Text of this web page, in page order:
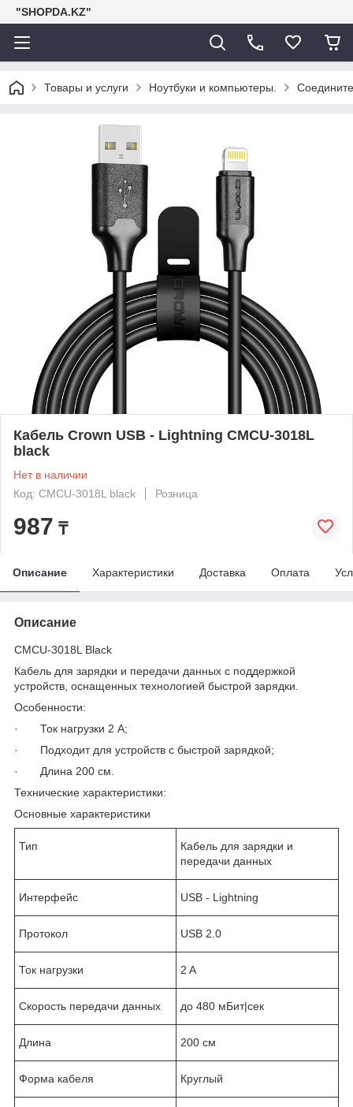
"SHOPDA.KZ"
Товары и услуги Ноутбуки и компьютеры.
Кабель Crown USB - Lightning CMCU-3018L
black
Нет в наличии
Код: CMCU-3018L black
Розница
987 ₸
Описание Характеристики Доставка Оплата
Описание
CMCU-3018L Black
Кабель для зарядки и передачи данных с поддержкой
устройств, оснащенных технологией быстрой зарядки.
Особенности:
· Ток нагрузки 2 A;
· Подходит для устройств с быстрой зарядкой;
· Длина 200 см.
Технические характеристики:
Основные характеристики
Тип
Кабель для зарядки и
передачи данных
Интерфейс USB - Lightning
Протокол USB 2.0
Ток нагрузки 2 A
Скорость передачи данных до 480 мБит|сек
Длина 200 см
Форма кабеля Круглый